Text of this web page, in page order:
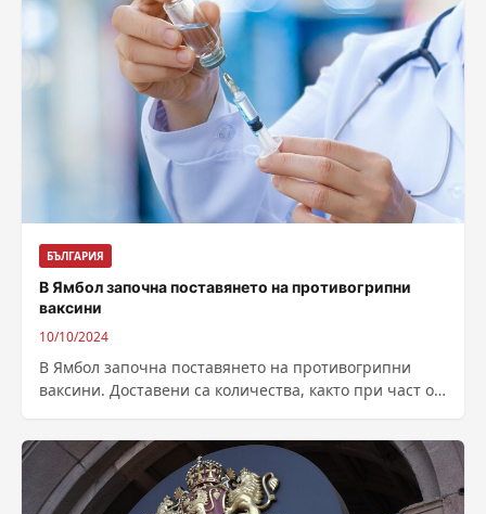
БЪЛГАРИЯ
В Ямбол започна поставянето на противогрипни
ваксини
10/10/2024
В Ямбол започна поставянето на противогрипни
ваксини. Доставени са количества, както при част от